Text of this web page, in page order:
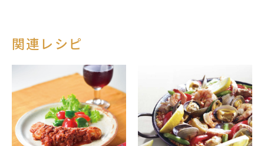
関連レシピ